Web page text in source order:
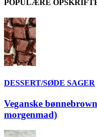
POPULÆRE
DESSERT/SØDE SAGER
Veganske
morgenmad)